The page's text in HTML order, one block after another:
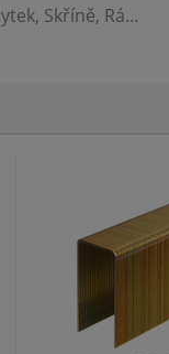
Spoje na tupo